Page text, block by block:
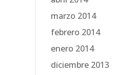
marzo 2014
febrero 2014
enero 2014
diciembre 2013